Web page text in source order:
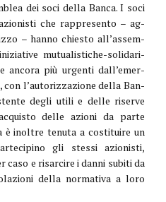
dei soci della Banca. I soci
che rappresento – ag­
– hanno chiesto all’assem­
mutualistiche-solidari­
ancora più urgenti dall’emer­
con l’autorizzazione della Ban­
degli utili e delle riserve
delle azioni da parte
è inoltre te­nuta a costituire un
gli stessi azionisti,
e risarcire i danni subiti da
della normativa a loro